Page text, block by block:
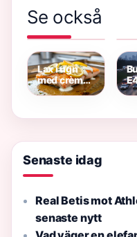
Se också
Nya livet på
landet med
Sarah
säsong 4,
gård och
SVT Play
Lax i ugn
med crème
fraiche och
Senaste idag
Real Betis mot
senaste nytt